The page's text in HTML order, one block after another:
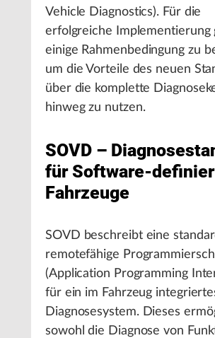
Vehicle Diagnostics). Für die
erfolgreiche Implementierung
einige Rahmenbedingung zu
um die Vorteile des neuen
über die komplette
hinweg zu nutzen.
SOVD –
für Software-
Fahrzeuge
SOVD beschreibt eine
remotefähige
(Application Programming
für ein im Fahrzeug
Diagnosesystem. Dieses
sowohl die Diagnose von